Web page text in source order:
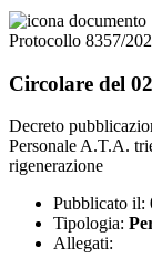
Protocollo 8357/
Circolare del
Decreto
Personale A.T.A.
rigenerazione
Pubblicato il:
Tipologia:
Allegati: